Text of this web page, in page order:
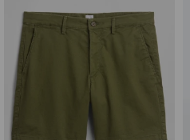
Camperas
Camperas
Camperas
Camperas
Sets